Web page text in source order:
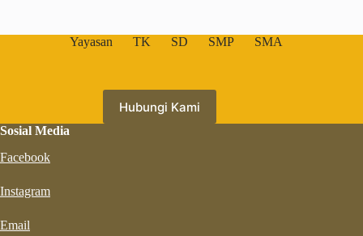
Yayasan TK SD SMP SMA
Hubungi Kami
Sosial Media
Facebook
Instagram
Email